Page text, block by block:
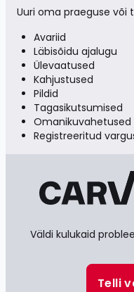
Uuri oma praeguse või
Avariid
Läbisõidu ajalugu
Ülevaatused
Kahjustused
Pildid
Tagasikutsumised
Omanikuvahetused
Registreeritud
Väldi kulukaid
Telli